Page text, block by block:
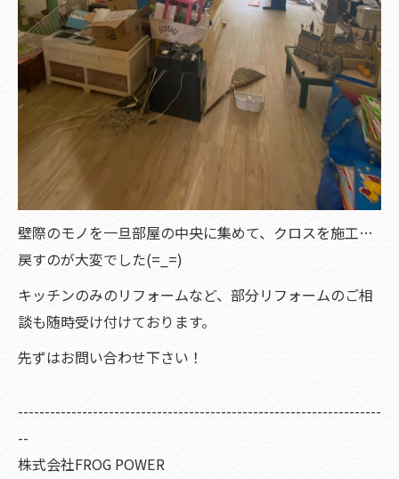
壁際のモノを一旦部屋の中央に集めて、クロスを施工…
戻すのが大変でした(=_=)
キッチンのみのリフォームなど、部分リフォームのご相
談も随時受け付けております。
先ずはお問い合わせ下さい！
--------------------------------------------------------------------
--
株式会社FROG POWER